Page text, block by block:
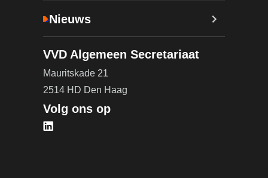
Nieuws
VVD Algemeen Secretariaat
Mauritskade 21
2514 HD Den Haag
Volg ons op
Bezoek onze LinkedIn pagina (opent in nieuw